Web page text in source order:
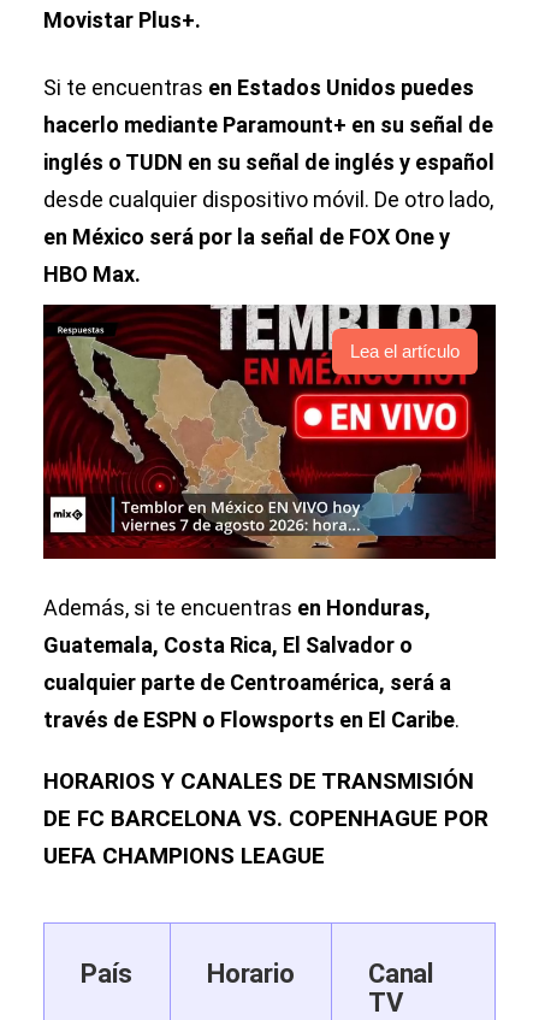
Movistar Plus+.
Si te encuentras en Estados Unidos puedes
hacerlo mediante Paramount+ en su señal de
inglés o TUDN en su señal de inglés y español
desde cualquier dispositivo móvil. De otro lado,
en México será por la señal de FOX One y
HBO Max.
Lea el artículo
Además, si te encuentras en Honduras,
Guatemala, Costa Rica, El Salvador o
cualquier parte de Centroamérica, será a
través de ESPN o Flowsports en El Caribe.
HORARIOS Y CANALES DE TRANSMISIÓN
DE FC BARCELONA VS. COPENHAGUE POR
UEFA CHAMPIONS LEAGUE
País Horario
Canal
TV